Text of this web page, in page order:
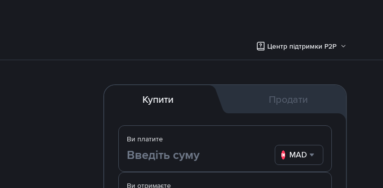
Центр підтримки P2P
Купити Продати
Ви платите
MAD
Ви отримаєте